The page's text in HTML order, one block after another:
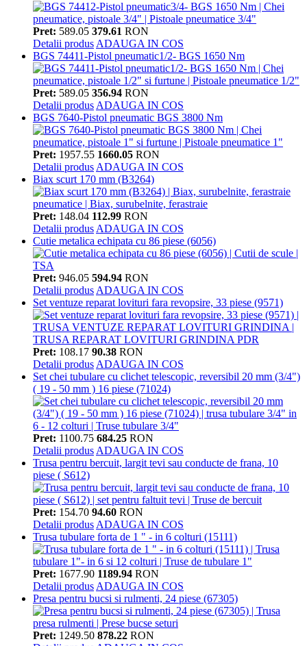
Pret: 589.05 379.61 RON
Detalii produs ADAUGA IN COS
BGS 74411-Pistol pneumatic1/2- BGS 1650 Nm
Pret: 589.05 356.94 RON
Detalii produs ADAUGA IN COS
BGS 7640-Pistol pneumatic BGS 3800 Nm
Pret: 1957.55 1660.05 RON
Detalii produs ADAUGA IN COS
Biax scurt 170 mm (B3264)
Pret: 148.04 112.99 RON
Detalii produs ADAUGA IN COS
Cutie metalica echipata cu 86 piese (6056)
Pret: 946.05 594.94 RON
Detalii produs ADAUGA IN COS
Set ventuze reparat lovituri fara revopsire, 33 piese (9571)
Pret: 108.17 90.38 RON
Detalii produs ADAUGA IN COS
Set chei tubulare cu clichet telescopic, reversibil 20 mm (3/4")
( 19 - 50 mm ) 16 piese (71024)
Pret: 1100.75 684.25 RON
Detalii produs ADAUGA IN COS
Trusa pentru bercuit, largit tevi sau conducte de frana, 10
piese ( S612)
Pret: 154.70 94.60 RON
Detalii produs ADAUGA IN COS
Trusa tubulare forta de 1 " - in 6 colturi (15111)
Pret: 1677.90 1189.94 RON
Detalii produs ADAUGA IN COS
Presa pentru bucsi si rulmenti, 24 piese (67305)
Pret: 1249.50 878.22 RON